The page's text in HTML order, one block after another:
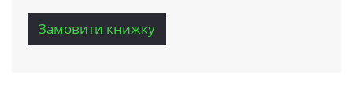
Замовити книжку